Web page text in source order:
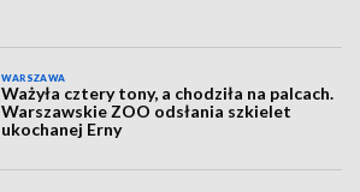
WARSZAWA
Ważyła cztery tony, a chodziła na palcach.
Warszawskie ZOO odsłania szkielet
ukochanej Erny